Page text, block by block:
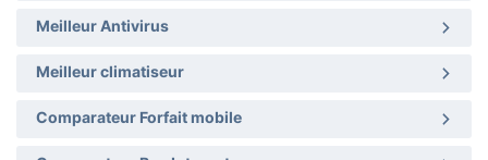
Meilleur Antivirus
Meilleur climatiseur
Comparateur Forfait mobile